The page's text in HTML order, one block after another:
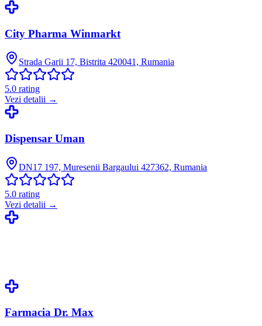
City Pharma Winmarkt
Strada Garii 17, Bistrita 420041, Rumania
5.0 rating
Vezi detalii →
Dispensar Uman
DN17 197, Muresenii Bargaului 427362, Rumania
5.0 rating
Vezi detalii →
Farmacia Dr. Max